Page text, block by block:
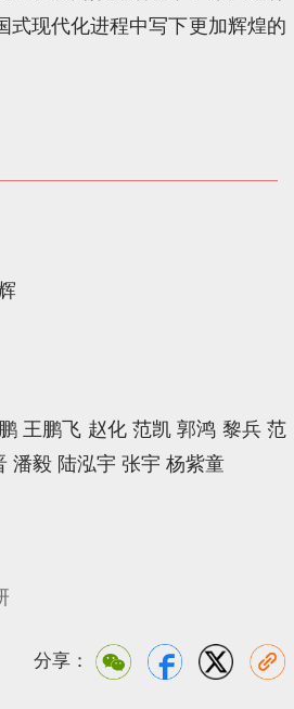
式现代化进程中写下更加辉煌的
王鹏飞 赵化 范凯 郭鸿 黎兵 范
潘毅 陆泓宇 张宇 杨紫童
分享：